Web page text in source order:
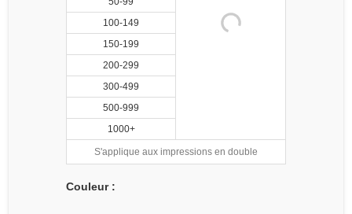
100-149
150-199
200-299
300-499
500-999
1000+
S'applique aux impressions en double
Couleur :